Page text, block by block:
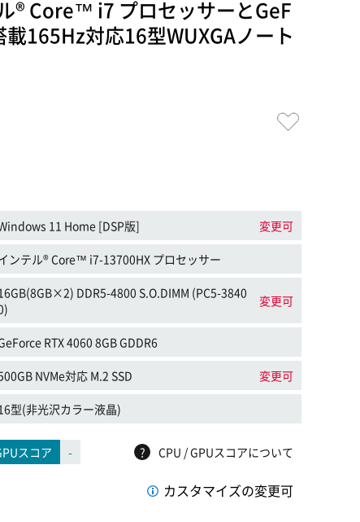
® Core™ i7 プロセッサーとGeF
165Hz対応16型WUXGAノート
11 Home [DSP版] 変更可
ンテル® Core™ i7-13700HX プロセッサー
DDR5-4800 S.O.DIMM (PC5-3840
変更可
RTX 4060 8GB GDDR6
NVMe対応 M.2 SSD 変更可
型(非光沢カラー液晶)
スコア - ? CPU / GPUスコアについて
カスタマイズの変更可